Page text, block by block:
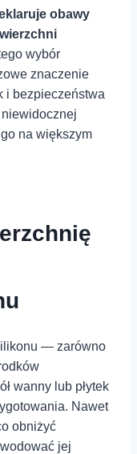
obawy
wybór
znaczenie
⁢i bezpieczeństwa
⁤na⁤ większym
— zarówno
wanny lub ⁤płytek
Nawet​
‍obniżyć
jej